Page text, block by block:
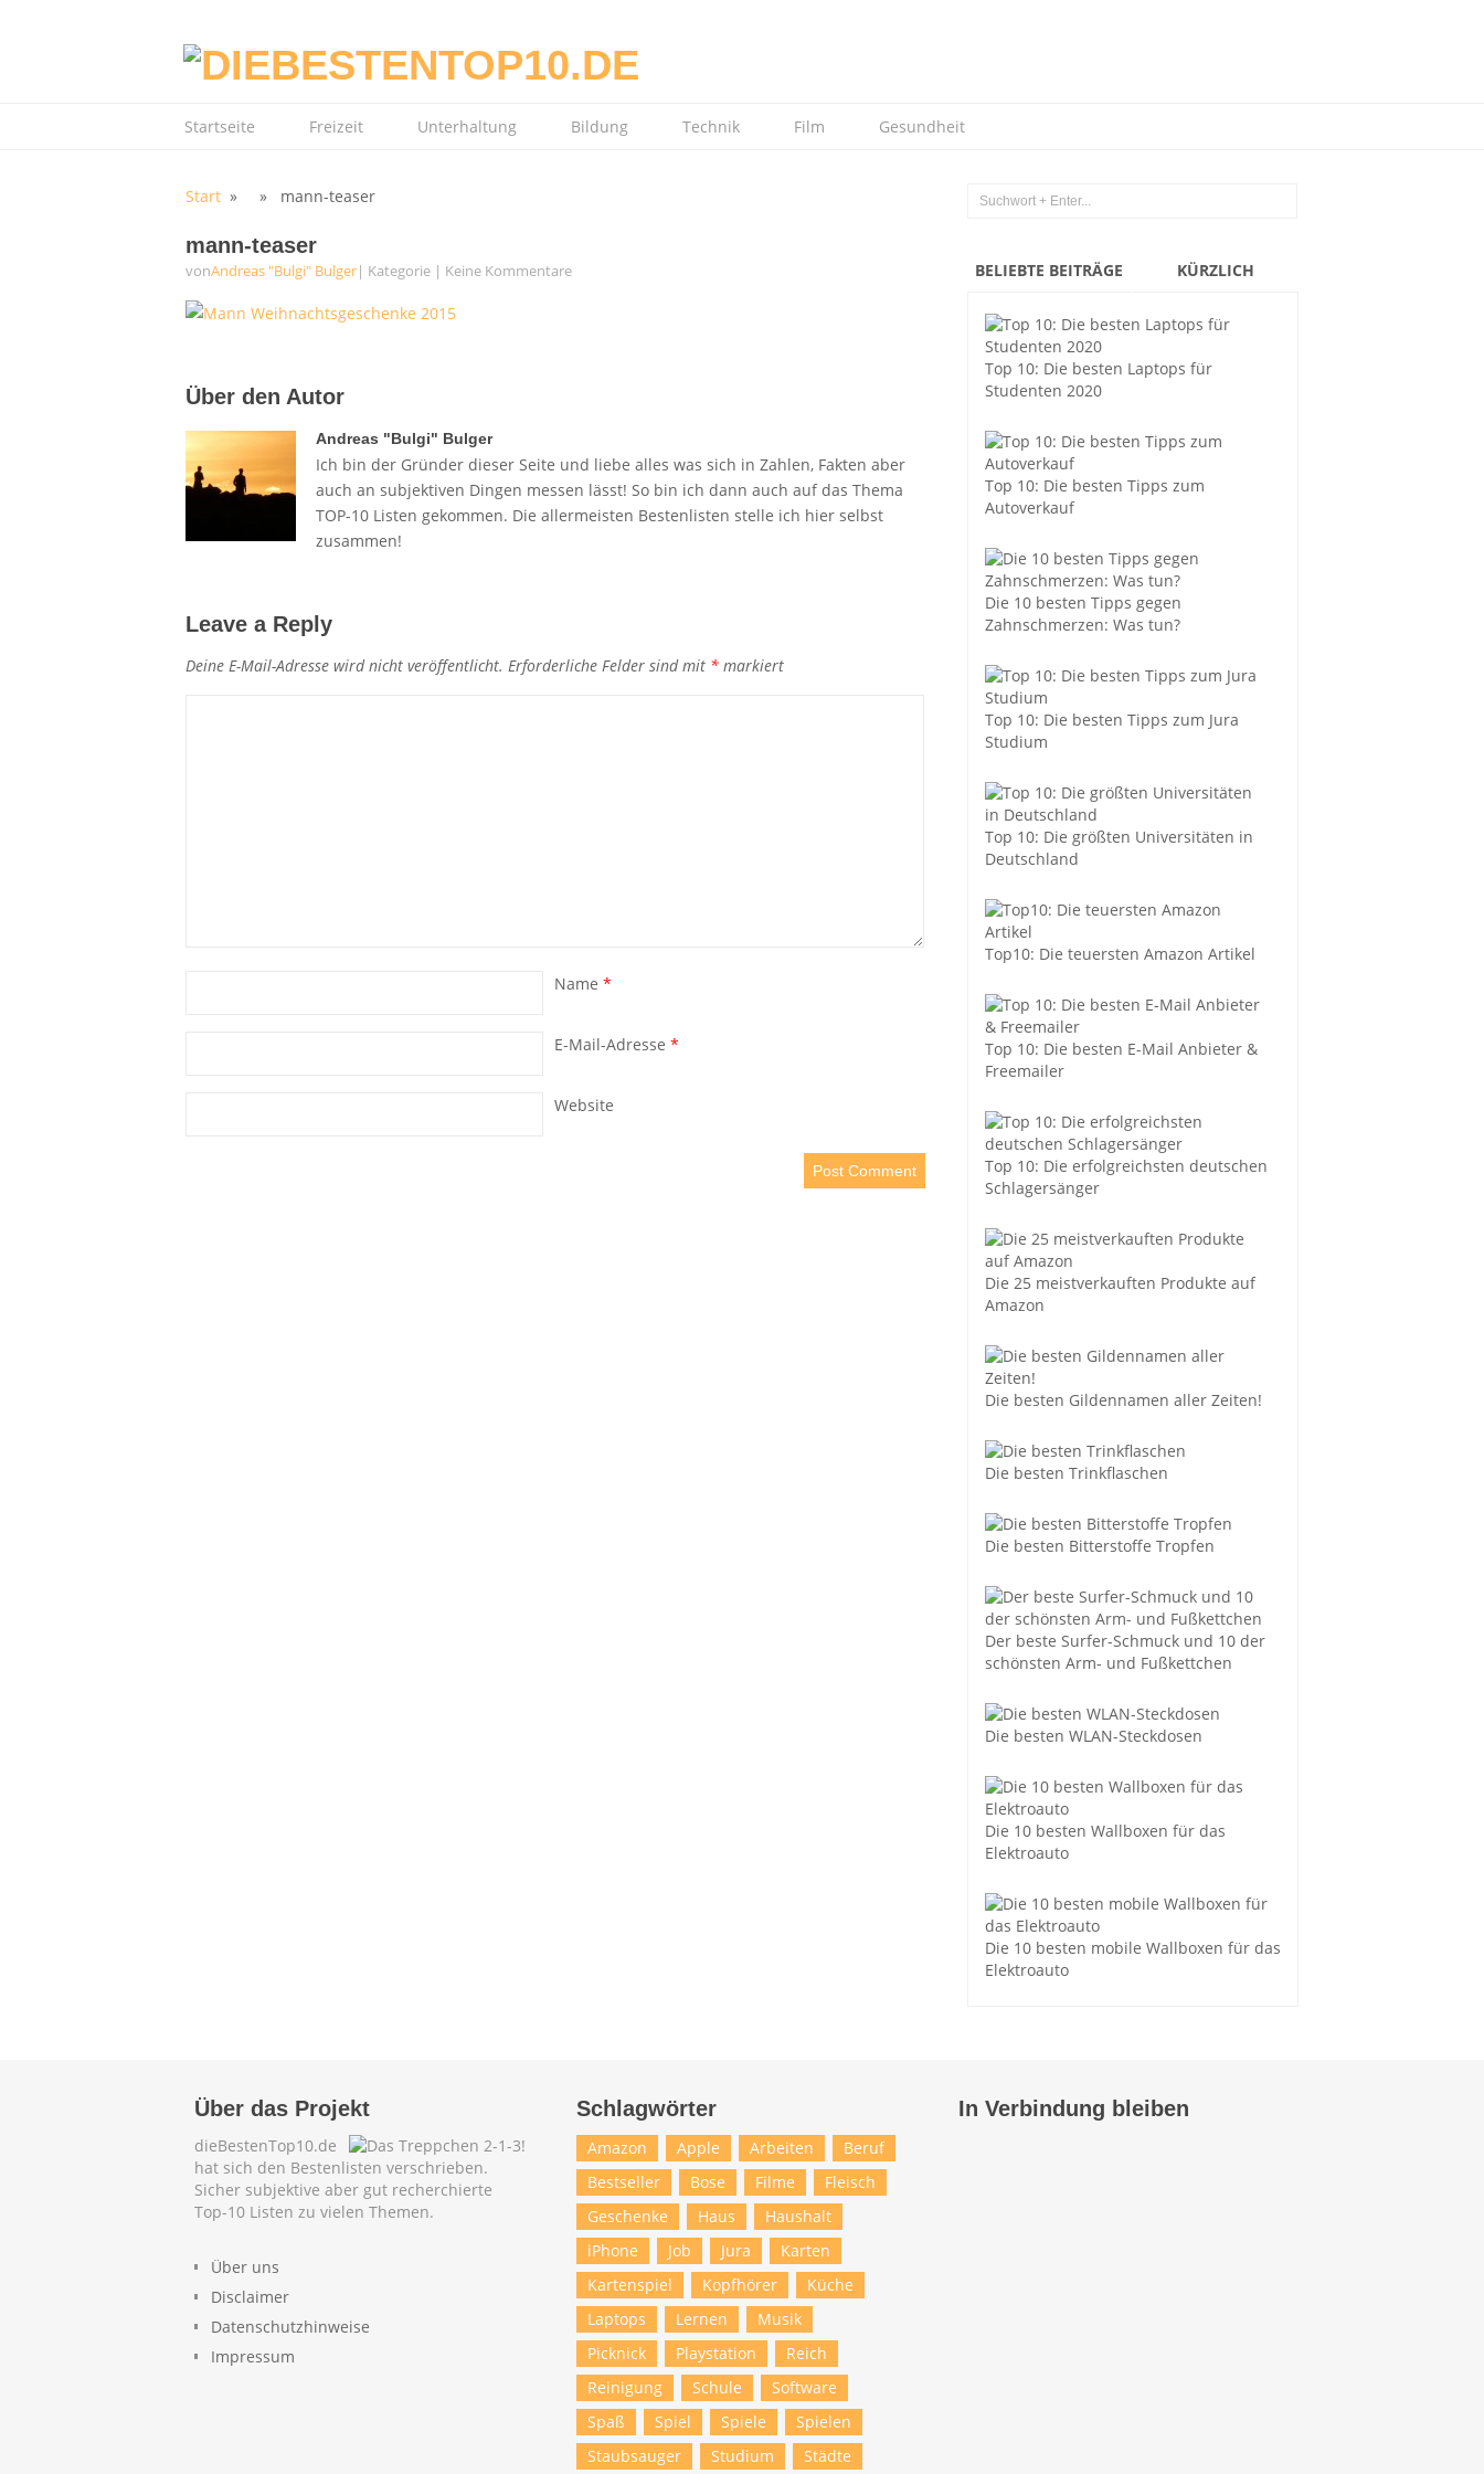
Startseite Freizeit Unterhaltung Bildung Technik Film Gesundheit
Start » » mann-teaser
mann-teaser
vonAndreas "Bulgi" Bulger| Kategorie | Keine Kommentare
Über den Autor
Andreas "Bulgi" Bulger
Ich bin der Gründer dieser Seite und liebe alles was sich in Zahlen, Fakten aber
auch an subjektiven Dingen messen lässt! So bin ich dann auch auf das Thema
TOP-10 Listen gekommen. Die allermeisten Bestenlisten stelle ich hier selbst
zusammen!
Leave a Reply
Deine E-Mail-Adresse wird nicht veröffentlicht. Erforderliche Felder sind mit * markiert
Name *
E-Mail-Adresse *
Website
BELIEBTE BEITRÄGE KÜRZLICH
Top 10: Die besten Laptops für
Studenten 2020
Top 10: Die besten Tipps zum
Autoverkauf
Die 10 besten Tipps gegen
Zahnschmerzen: Was tun?
Top 10: Die besten Tipps zum Jura
Studium
Top 10: Die größten Universitäten in
Deutschland
Top10: Die teuersten Amazon Artikel
Top 10: Die besten E-Mail Anbieter &
Freemailer
Top 10: Die erfolgreichsten deutschen
Schlagersänger
Die 25 meistverkauften Produkte auf
Amazon
Die besten Gildennamen aller Zeiten!
Die besten Trinkflaschen
Die besten Bitterstoffe Tropfen
Der beste Surfer-Schmuck und 10 der
schönsten Arm- und Fußkettchen
Die besten WLAN-Steckdosen
Die 10 besten Wallboxen für das
Elektroauto
Die 10 besten mobile Wallboxen für das
Elektroauto
Über das Projekt
dieBestenTop10.de
hat sich den Bestenlisten verschrieben.
Sicher subjektive aber gut recherchierte
Top-10 Listen zu vielen Themen.
Über uns
Disclaimer
Datenschutzhinweise
Impressum
Schlagwörter
Amazon Apple Arbeiten
Beruf
Bestseller
Bose Filme
Fleisch
Geschenke
Haus
Haushalt
iPhone
Job Jura
Karten
Kartenspiel
Kopfhörer
Küche
Laptops
Lernen
Musik
Picknick
Playstation
Reich
Reinigung
Schule
Software
Spaß
Spiel Spiele
Spielen
Staubsauger
Studium Städte
In Verbindung bleiben